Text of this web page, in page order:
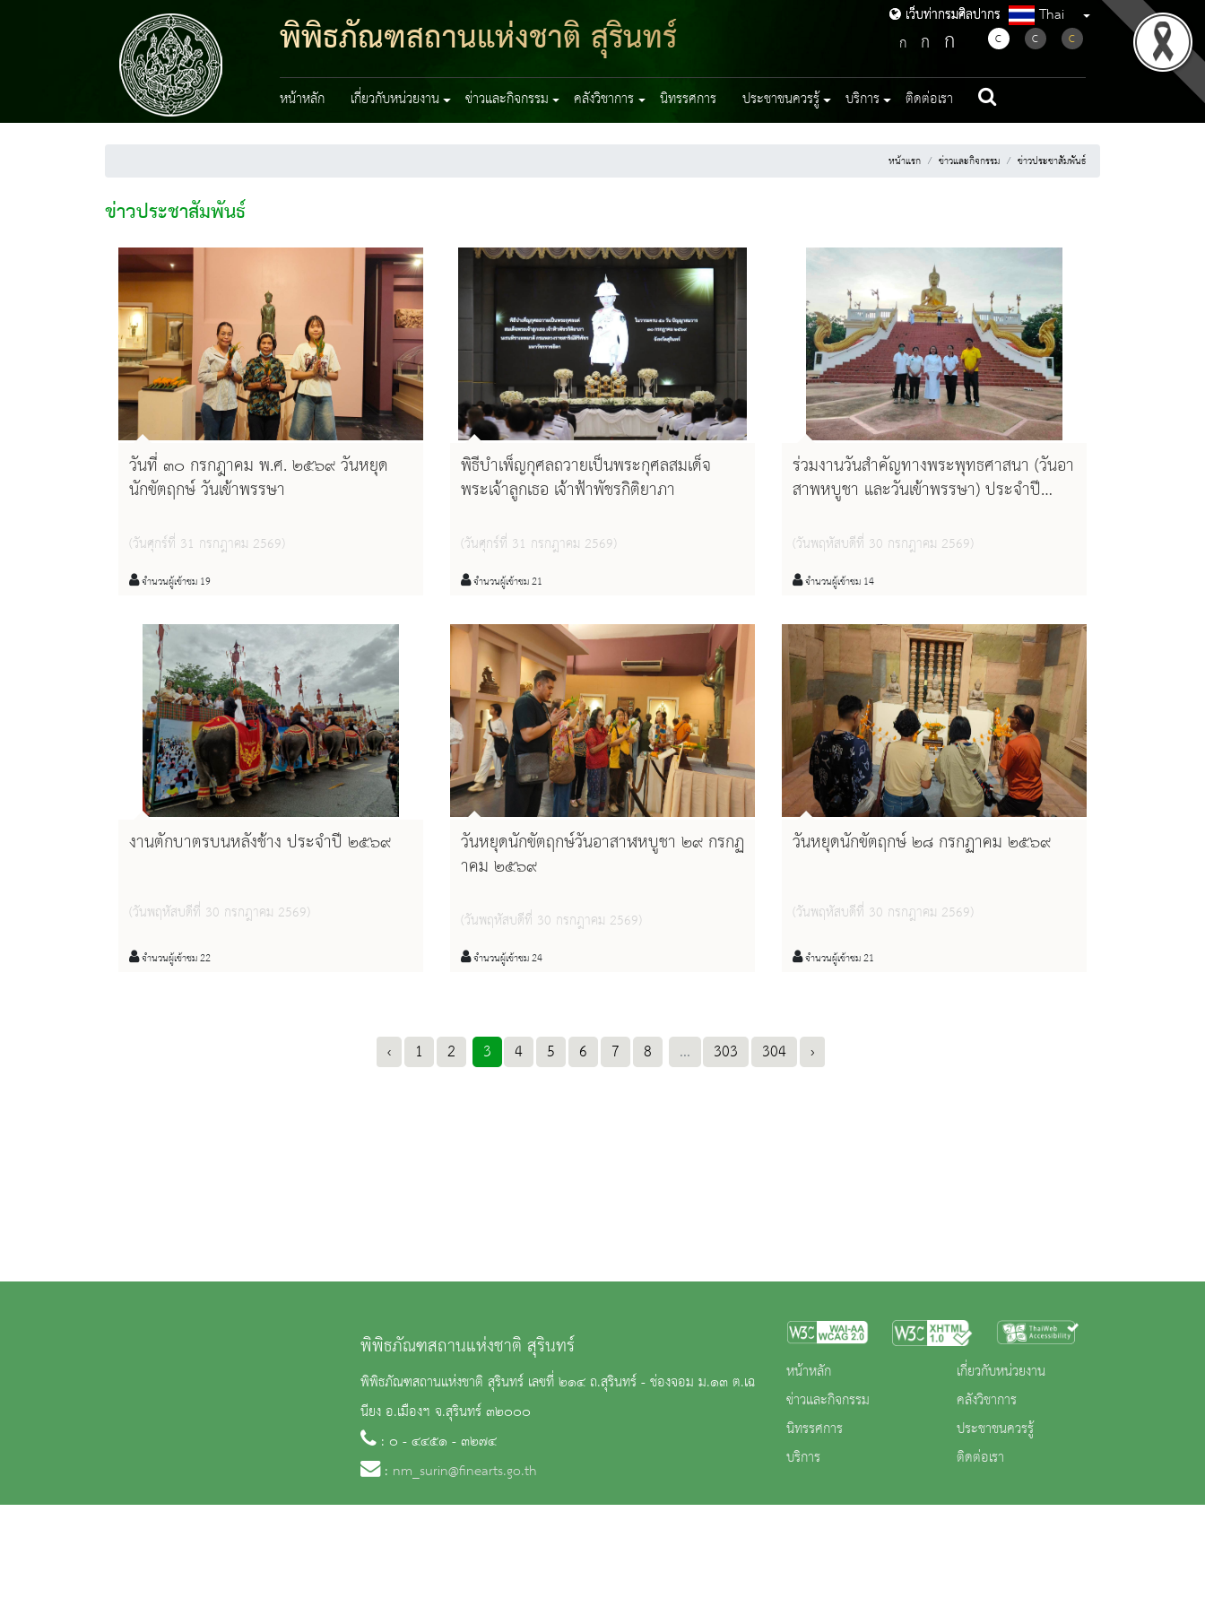
เว็บท่ากรมศิลปากร
พิพิธภัณฑสถานแห่งชาติ สุรินทร์ เว็บท่ากรมศิลปากร Thai
ก ก ก C C C
หน้าหลัก เกี่ยวกับหน่วยงาน ข่าวและกิจกรรม คลังวิชาการ นิทรรศการ ประชาชนควรรู้ บริการ ติดต่อเรา
หน้าแรก ข่าวและกิจกรรม ข่าวประชาสัมพันธ์
ข่าวประชาสัมพันธ์
วันที่ ๓๐ กรกฎาคม พ.ศ. ๒๕๖๙ วันหยุด
นักขัตฤกษ์ วันเข้าพรรษา
(วันศุกร์ที่ 31 กรกฎาคม 2569)
จำนวนผู้เข้าชม 19
พิธีบำเพ็ญกุศลถวายเป็นพระกุศลสมเด็จ
พระเจ้าลูกเธอ เจ้าฟ้าพัชรกิติยาภา
(วันศุกร์ที่ 31 กรกฎาคม 2569)
จำนวนผู้เข้าชม 21
ร่วมงานวันสำคัญทางพระพุทธศาสนา (วันอา
สาพหบูชา และวันเข้าพรรษา) ประจำปี
(วันพฤหัสบดีที่ 30 กรกฎาคม 2569)
จำนวนผู้เข้าชม 14
งานตักบาตรบนหลังช้าง ประจำปี ๒๕๖๙
(วันพฤหัสบดีที่ 30 กรกฎาคม 2569)
จำนวนผู้เข้าชม 22
วันหยุดนักขัตฤกษ์วันอาสาฬหบูชา ๒๙ กรกฏ
าคม ๒๕๖๙
(วันพฤหัสบดีที่ 30 กรกฎาคม 2569)
จำนวนผู้เข้าชม 24
วันหยุดนักขัตฤกษ์ ๒๘ กรกฏาคม ๒๕๖๙
(วันพฤหัสบดีที่ 30 กรกฎาคม 2569)
จำนวนผู้เข้าชม 21
‹ 1 2 3 4 5 6 7 8 ... 303 304 ›
พิพิธภัณฑสถานแห่งชาติ สุรินทร์
พิพิธภัณฑสถานแห่งชาติ สุรินทร์ เลขที่ ๒๑๔ ถ.สุรินทร์ - ช่องจอม ม.๑๓ ต.เฉ
นียง อ.เมืองฯ จ.สุรินทร์ ๓๒๐๐๐
: ๐ - ๔๔๕๑ - ๓๒๗๔
: nm_surin@finearts.go.th
หน้าหลัก
ข่าวและกิจกรรม
นิทรรศการ
บริการ
เกี่ยวกับหน่วยงาน
คลังวิชาการ
ประชาชนควรรู้
ติดต่อเรา